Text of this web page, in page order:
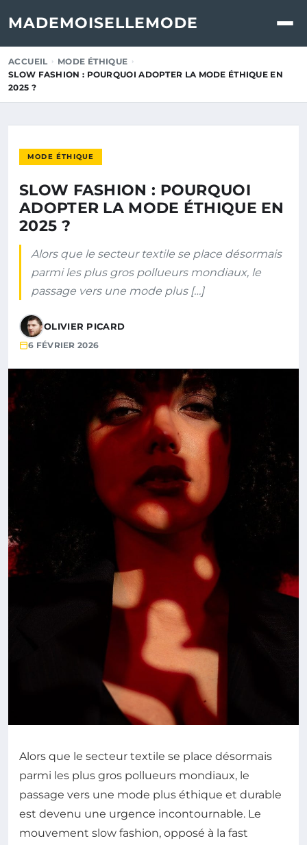
MADEMOISELLEMODE
ACCUEIL
MODE ÉTHIQUE
SLOW FASHION : POURQUOI ADOPTER LA MODE ÉTHIQUE EN
2025 ?
MODE ÉTHIQUE
SLOW FASHION : POURQUOI
ADOPTER LA MODE ÉTHIQUE EN
2025 ?
Alors que le secteur textile se place désormais
parmi les plus gros pollueurs mondiaux, le
passage vers une mode plus […]
OLIVIER PICARD
6 FÉVRIER 2026
Alors que le secteur textile se place désormais
parmi les plus gros pollueurs mondiaux, le
passage vers une mode plus éthique et durable
est devenu une urgence incontournable. Le
mouvement slow fashion, opposé à la fast